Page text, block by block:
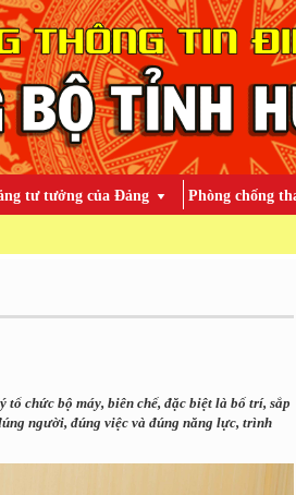
tư tưởng của Đảng Phòng chống
chức bộ máy, biên chế, đặc biệt là bố trí, sắp
người, đúng việc và đúng năng lực, trình